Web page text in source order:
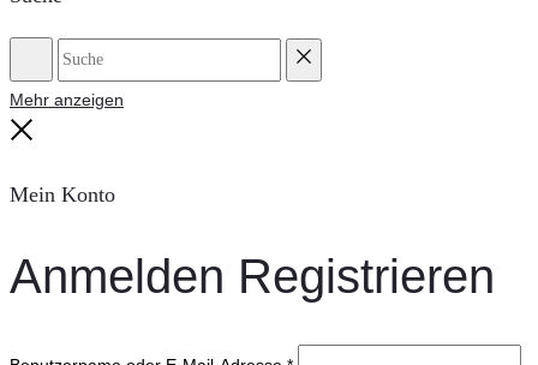
Suche
Mehr anzeigen
Mein Konto
Anmelden Registrieren